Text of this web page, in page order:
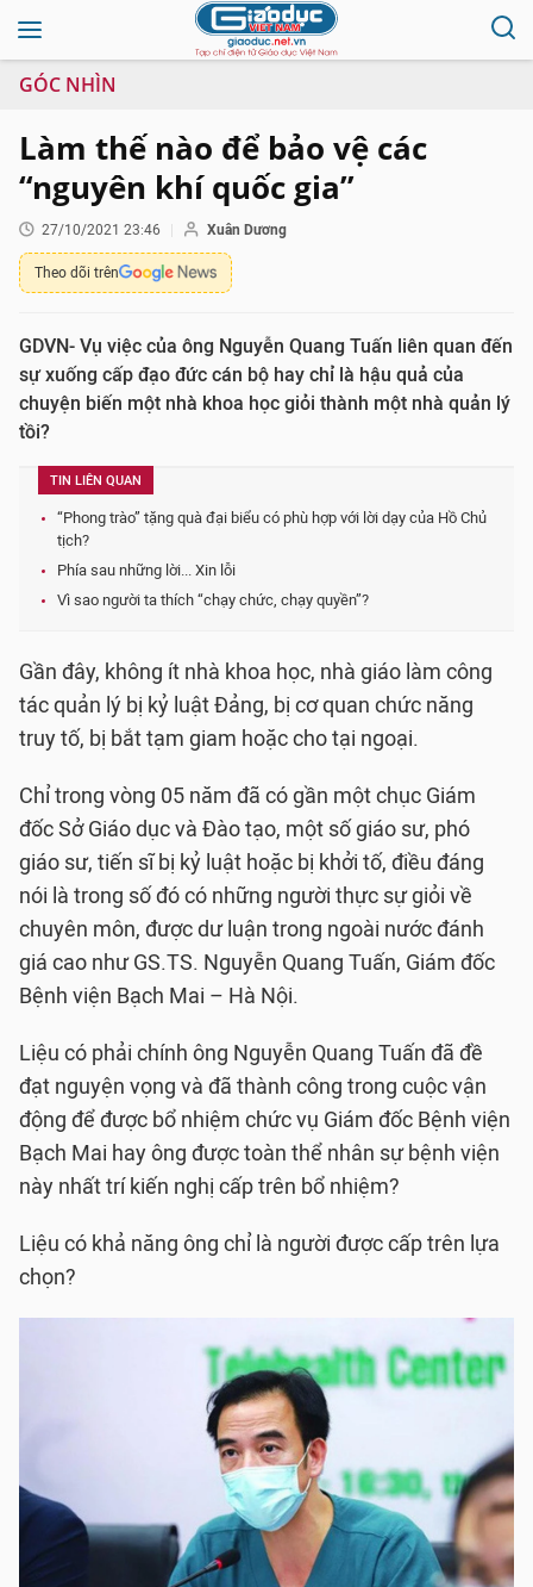
GÓC NHÌN
Làm thế nào để bảo vệ các
“nguyên khí quốc gia”
27/10/2021 23:46 Xuân Dương
Theo dõi trên
GDVN- Vụ việc của ông Nguyễn Quang Tuấn liên quan đến
sự xuống cấp đạo đức cán bộ hay chỉ là hậu quả của
chuyện biến một nhà khoa học giỏi thành một nhà quản lý
tồi?
TIN LIÊN QUAN
“Phong trào” tặng quà đại biểu có phù hợp với lời dạy của Hồ Chủ
tịch?
Phía sau những lời... Xin lỗi
Vì sao người ta thích “chạy chức, chạy quyền”?
Gần đây, không ít nhà khoa học, nhà giáo làm công
tác quản lý bị kỷ luật Đảng, bị cơ quan chức năng
truy tố, bị bắt tạm giam hoặc cho tại ngoại.
Chỉ trong vòng 05 năm đã có gần một chục Giám
đốc Sở Giáo dục và Đào tạo, một số giáo sư, phó
giáo sư, tiến sĩ bị kỷ luật hoặc bị khởi tố, điều đáng
nói là trong số đó có những người thực sự giỏi về
chuyên môn, được dư luận trong ngoài nước đánh
giá cao như GS.TS. Nguyễn Quang Tuấn, Giám đốc
Bệnh viện Bạch Mai – Hà Nội.
Liệu có phải chính ông Nguyễn Quang Tuấn đã đề
đạt nguyện vọng và đã thành công trong cuộc vận
động để được bổ nhiệm chức vụ Giám đốc Bệnh viện
Bạch Mai hay ông được toàn thể nhân sự bệnh viện
này nhất trí kiến nghị cấp trên bổ nhiệm?
Liệu có khả năng ông chỉ là người được cấp trên lựa
chọn?